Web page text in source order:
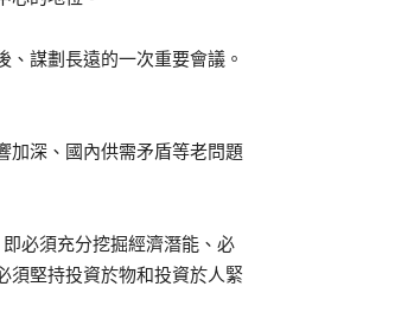
謀劃長遠的一次重要會議。
加深、國內供需矛盾等老問題
必須充分挖掘經濟潛能、必
須堅持投資於物和投資於人緊